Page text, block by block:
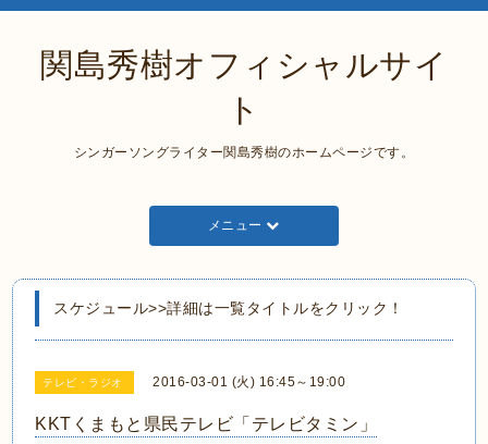
関島秀樹オフィシャルサイ
ト
シンガーソングライター関島秀樹のホームページです。
メニュー
スケジュール>>詳細は一覧タイトルをクリック！
テレビ・ラジオ 2016-03-01 (火) 16:45～19:00
KKTくまもと県民テレビ「テレビタミン」